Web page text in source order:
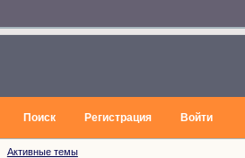
Поиск Регистрация Войти
Активные темы